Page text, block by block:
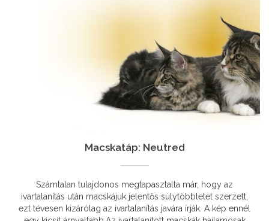
Macskatáp: Neutred
Számtalan tulajdonos megtapasztalta már, hogy az
ivartalanítás után macskájuk jelentős súlytöbbletet szerzett,
ezt tévesen kizárólag az ivartalanítás javára írják. A kép ennél